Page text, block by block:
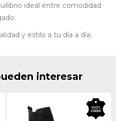
ideal entre comodidad
y estilo a tu día a día.
interesar